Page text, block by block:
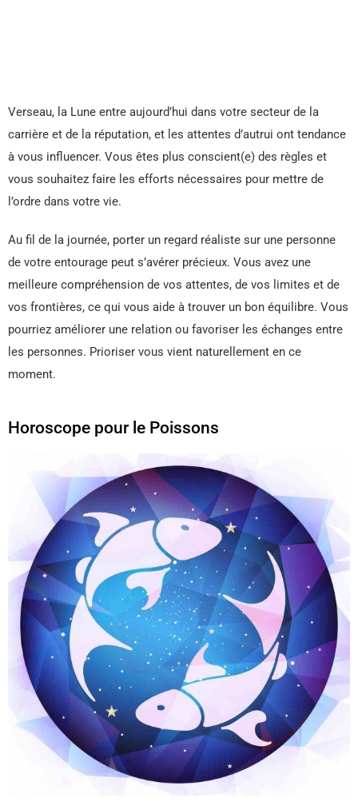
Verseau, la Lune entre aujourd’hui dans votre secteur de la
carrière et de la réputation, et les attentes d’autrui ont tendance
à vous influencer. Vous êtes plus conscient(e) des règles et
vous souhaitez faire les efforts nécessaires pour mettre de
l’ordre dans votre vie.
Au fil de la journée, porter un regard réaliste sur une personne
de votre entourage peut s’avérer précieux. Vous avez une
meilleure compréhension de vos attentes, de vos limites et de
vos frontières, ce qui vous aide à trouver un bon équilibre. Vous
pourriez améliorer une relation ou favoriser les échanges entre
les personnes. Prioriser vous vient naturellement en ce
moment.
Horoscope pour le Poissons